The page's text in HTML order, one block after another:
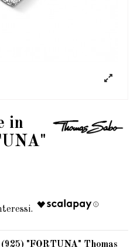
in
"FORTUNA" Thomas